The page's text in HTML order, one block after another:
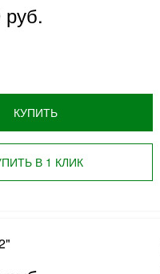
руб.
КУПИТЬ
В 1 КЛИК